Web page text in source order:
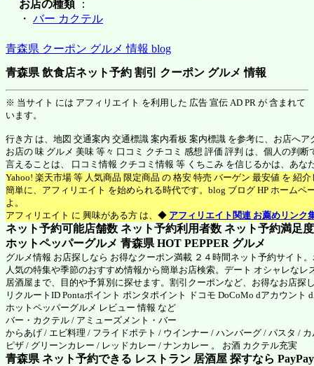
お店の種類：
・ バー カクテル
青森県 クーポン グルメ 情報 blog
青森県 飲食店ネット予約 割引 クーポン グルメ 情報
※ 当サイト には アフィリエイト を利用した 広告 宣伝 AD PR が 含まれて
います。
行き方 は、地図 交通案内 交通標識 案内看板 案内標識 を参考に、お店へア
お店の 味 グルメ 美味 等々 口コミ クチコミ 感想 評価 評判 は、個人の判断
言えることは、 口コミ情報 クチコミ情報 等 くちこみ を信じるかは、あな
Yahoo! 楽天市場 等 人気商品 限定商品 の 格安 特売 バーゲン 最安値 を 紹
簡単に、アフィリエイト を始められる時代です。blog ブログ HP ホームペ
よ。
アフィリエイト に 興味がある方 は、◆ アフィリエイト関連 お薦めリンク
ネット予約可能店舗数 ネット予約利用者数 ネット予約満足
ホットペッパーグルメ 青森県 HOT PEPPER グルメ
グルメ情報 お店探しなら お得なクーポン満載 ２４時間ネット予約サイト
人気の特集や季節のおすすめ情報から簡単お店検索。デート オシャレなレ
居酒屋まで、目的や予算別に探せます。割引クーポンなど、お得なお店探
リクルートID Pontaポイント ポンタポイント ドコモ DoCoMo dアカウント
ホットペッパーグルメ レビュー 情報 など
バー・カクテル / アミューズメント・バー
からあげ / エビ料理 / フライドポテト / ウインナー / ハンバーグ / パスタ /
ピザ / グリーンカレー / レッドカレー / ナンカレー 。 お酒 カクテル充実
青森県 ネット予約できる レストラン 居酒屋 探すなら